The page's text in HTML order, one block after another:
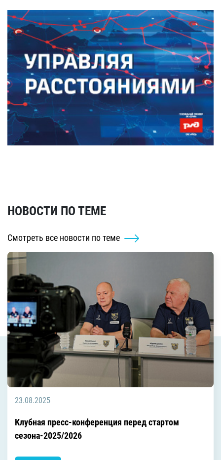
НОВОСТИ ПО ТЕМЕ
Смотреть все новости по теме
23.08.2025
Клубная пресс-конференция перед стартом
сезона-2025/2026